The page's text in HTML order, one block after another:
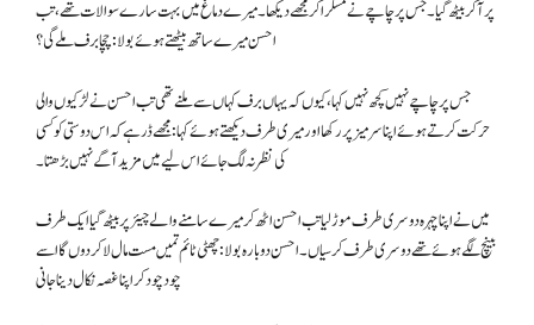
پر آکر بیٹھ گیا۔ جس پر چاچے نے مسکرا کر مجھے دیکھا۔ میرے دماغ میں بہت سارے سوالات تھے، تب
احسن میرے ساتھ بیٹھتے ہوئے بولا: چچا برف ملے گی؟
جس پر چاچے نہیں کچھ نہیں کہا، کیوں کہ یہاں برف کہاں سے ملنے تھی تب احسن نے لڑکیوں والی
حرکت کرتے ہوئے اپنا سر میز پر رکھا اور میری طرف دیکھتے ہوئے کہا: مجھے ڈر ہے کہ اس دوستی کو کسی
کی نظر نہ لگ جائے اس لیے میں مزید آگے نہیں بڑھتا۔
میں نے اپنا چہرہ دوسری طرف موڑلیا تب احسن اٹھ کر میرے سامنے والے چیئر پر بیٹھ گیا ایک طرف
بینچ لگے ہوئے تھے دوسری طرف کرسیاں۔ احسن دوبارہ بولا: چھٹی ٹائم تمیں مست مال لا کردوں گا اسے
چود چود کر اپنا غصہ نکال دینا جانی